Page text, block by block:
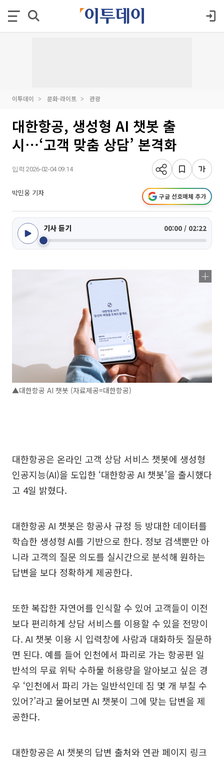
이투데이 문화·라이프 관광
대한항공, 생성형 AI 챗봇 출
시⋯‘고객 맞춤 상담’ 본격화
입력 2026-02-04 09:14
박민웅 기자 구글 선호매체 추가
기사 듣기 00:00 / 02:22
▲대한항공 AI 챗봇 (자료제공=대한항공)
대한항공은 온라인 고객 상담 서비스 챗봇에 생성형
인공지능(AI)을 도입한 ‘대한항공 AI 챗봇’을 출시했다
고 4일 밝혔다.
대한항공 AI 챗봇은 항공사 규정 등 방대한 데이터를
학습한 생성형 AI를 기반으로 한다. 정보 검색뿐만 아
니라 고객의 질문 의도를 실시간으로 분석해 원하는
답변을 보다 정확하게 제공한다.
또한 복잡한 자연어를 인식할 수 있어 고객들이 이전
보다 편리하게 상담 서비스를 이용할 수 있을 전망이
다. AI 챗봇 이용 시 입력창에 사람과 대화하듯 질문하
면 된다. 예를 들어 인천에서 파리로 가는 항공편 일
반석의 무료 위탁 수하물 허용량을 알아보고 싶은 경
우 ‘인천에서 파리 가는 일반석인데 짐 몇 개 부칠 수
있어?’라고 물어보면 AI 챗봇이 그에 맞는 답변을 제
공한다.
대한항공은 AI 챗봇의 답변 출처와 연관 페이지 링크